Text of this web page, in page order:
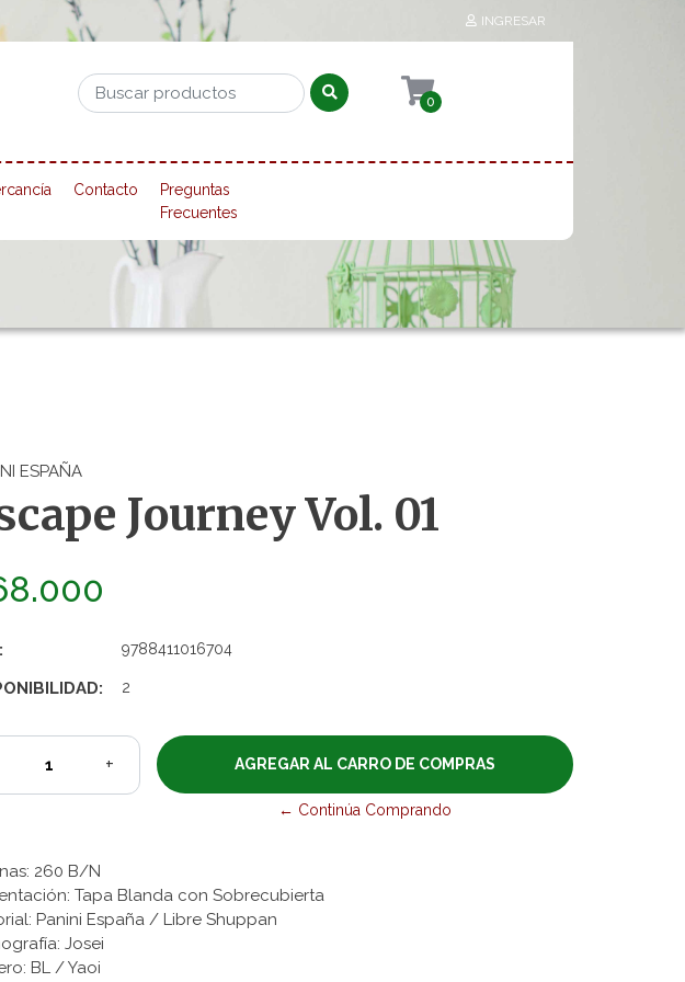
INGRESAR
0
Contacto
Preguntas
Frecuentes
ESPAÑA
Journey Vol. 01
9788411016704
2
+
← Continúa Comprando
260 B/N
Tapa Blanda con Sobrecubierta
Panini España / Libre Shuppan
Josei
BL / Yaoi